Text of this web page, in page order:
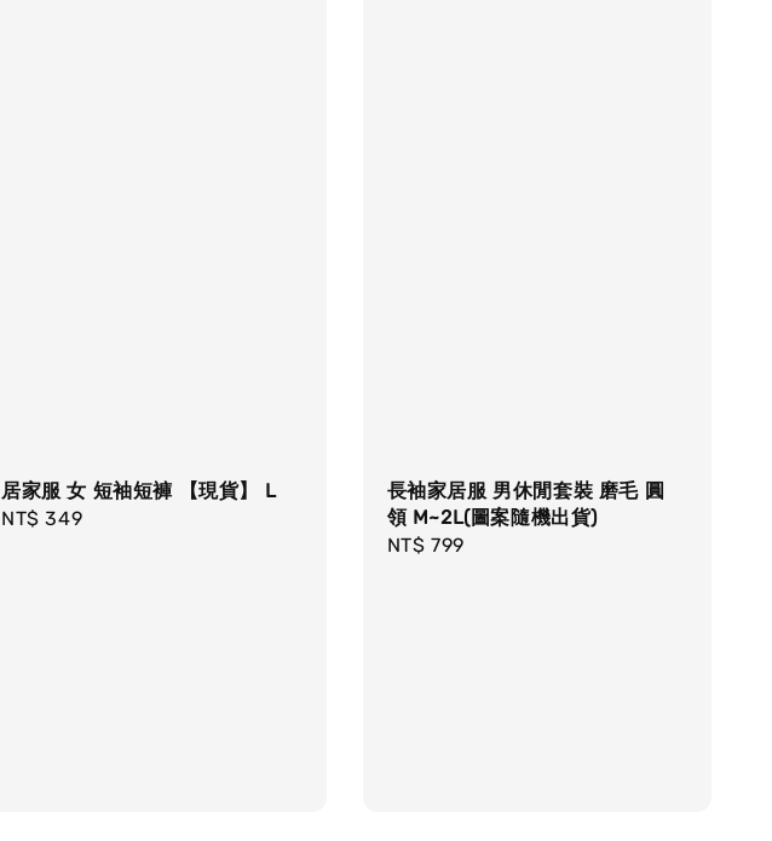
居家服 女 短袖短褲 【現貨】 L
Regular
NT$ 349
長袖家居服 男休閒套裝 磨毛 圓
領 M~2L(圖案隨機出貨)
Regular
NT$ 799